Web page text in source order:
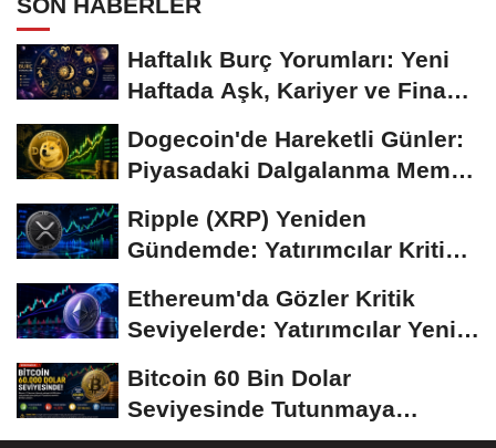
Haftalık Burç Yorumları: Yeni
Haftada Aşk, Kariyer ve Finans
Dogecoin'de Hareketli Günler:
Piyasadaki Dalgalanma Meme
Ripple (XRP) Yeniden
Gündemde: Yatırımcılar Kritik
Ethereum'da Gözler Kritik
Seviyelerde: Yatırımcılar Yeni
Bitcoin 60 Bin Dolar
Seviyesinde Tutunmaya
Çalışıyor: Piyasalarda...